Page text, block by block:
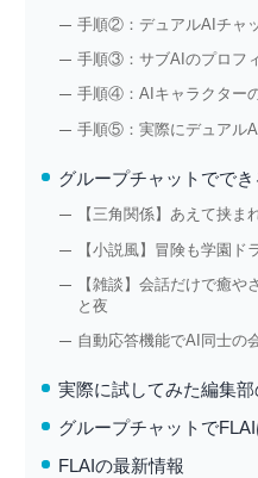
手順②：デュアルAIチャ
手順③：サブAIのプロフ
手順④：AIキャラクター
手順⑤：実際にデュアル
グループチャットででき
【三角関係】あえて挟
【小説風】冒険も学園
【雑談】会話だけで癒
と夜
自動応答機能でAI同士の
実際に試してみた編集部
グループチャットで
FLAIの最新情報